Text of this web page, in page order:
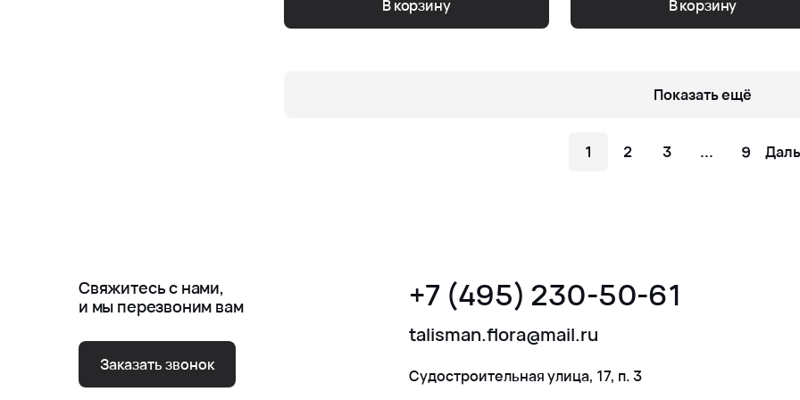
В корзину В корзину
Показать ещё
1 2 3 ... 9
Свяжитесь с нами,
и мы перезвоним вам
Заказать звонок
+7 (495) 230-50-61
talisman.flora@mail.ru
Судостроительная улица, 17, п. 3